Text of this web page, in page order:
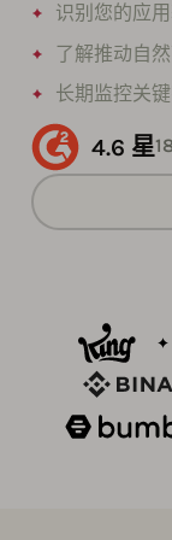
识别您的应
了解推动自
长期监控关
4.6 星